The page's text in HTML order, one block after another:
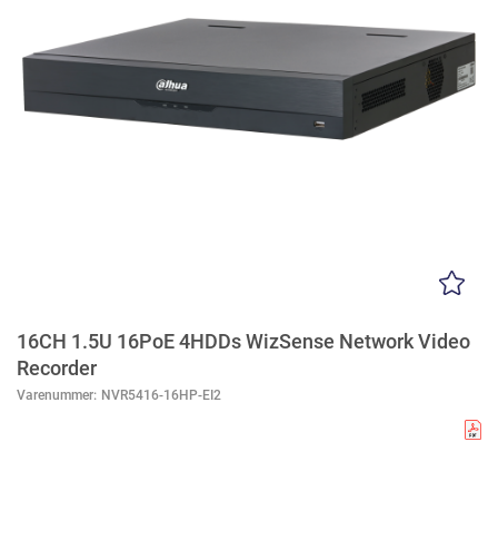
16CH 1.5U 16PoE 4HDDs WizSense Network Video
Recorder
Varenummer: NVR5416-16HP-EI2